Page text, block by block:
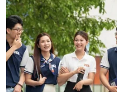
nghệ. Điều này đặc biệt
mạng toàn cầu liên
an ninh mạng